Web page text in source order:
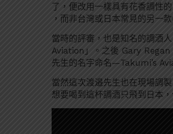
了，便改用一樣具有花香調性的
，而非台灣或日本常見的另一
當時的評審，也是知名的調酒人
Aviation」。之後 Gary
先生的名字命名—Takumi’s
當然這次渡邉先生也在現場調
想要喝到這杯調酒只飛到日本